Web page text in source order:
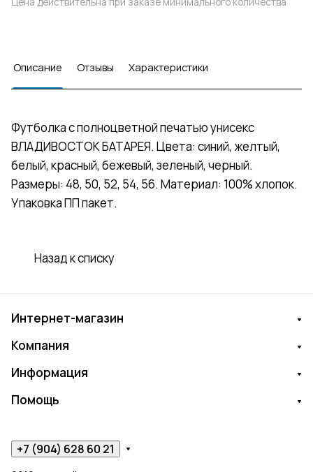
Описание Отзывы Характеристики
Футболка с полноцветной печатью унисекс
ВЛАДИВОСТОК БАТАРЕЯ. Цвета: синий, желтый,
белый, красный, бежевый, зеленый, черный.
Размеры: 48, 50, 52, 54, 56. Материал: 100% хлопок.
Упаковка ПП пакет.
Назад к списку
Интернет-магазин
Компания
Информация
Помощь
+7 (904) 628 60 21